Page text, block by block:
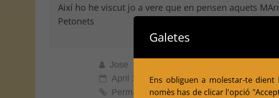
Així ho he viscut jo a vere que en pensen aquets
Petonets
Jose
April 14, 2009 at 10:27 am
Permalink
Galetes
Ens obliguen a molestar-te
nomès has de clicar l'opció